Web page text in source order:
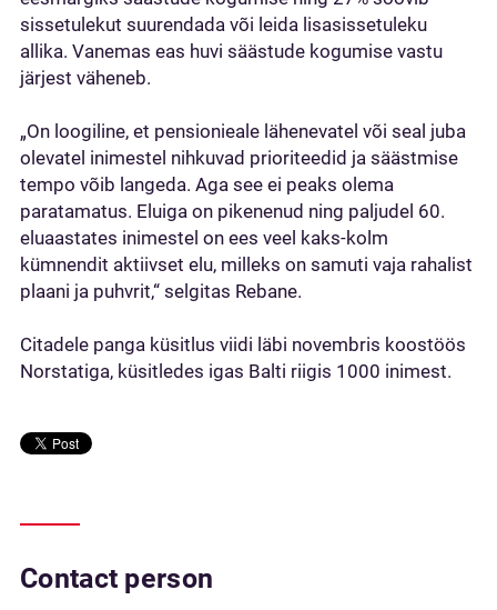
sissetulekut suurendada või leida lisasissetuleku
allika. Vanemas eas huvi säästude kogumise vastu
järjest väheneb.
„On loogiline, et pensionieale lähenevatel või seal juba
olevatel inimestel nihkuvad prioriteedid ja säästmise
tempo võib langeda. Aga see ei peaks olema
paratamatus. Eluiga on pikenenud ning paljudel 60.
eluaastates inimestel on ees veel kaks-kolm
kümnendit aktiivset elu, milleks on samuti vaja rahalist
plaani ja puhvrit,“ selgitas Rebane.
Citadele panga küsitlus viidi läbi novembris koostöös
Norstatiga, küsitledes igas Balti riigis 1000 inimest.
Contact person